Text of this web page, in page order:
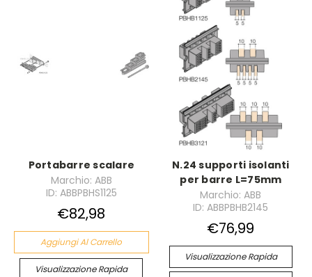
Portabarre scalare
Marchio: ABB
ID: ABBPBHS1125
€82,98
Aggiungi Al Carrello
Visualizzazione Rapida
N.24 supporti isolanti
per barre L=75mm
Marchio: ABB
ID: ABBPBHB2145
€76,99
Visualizzazione Rapida